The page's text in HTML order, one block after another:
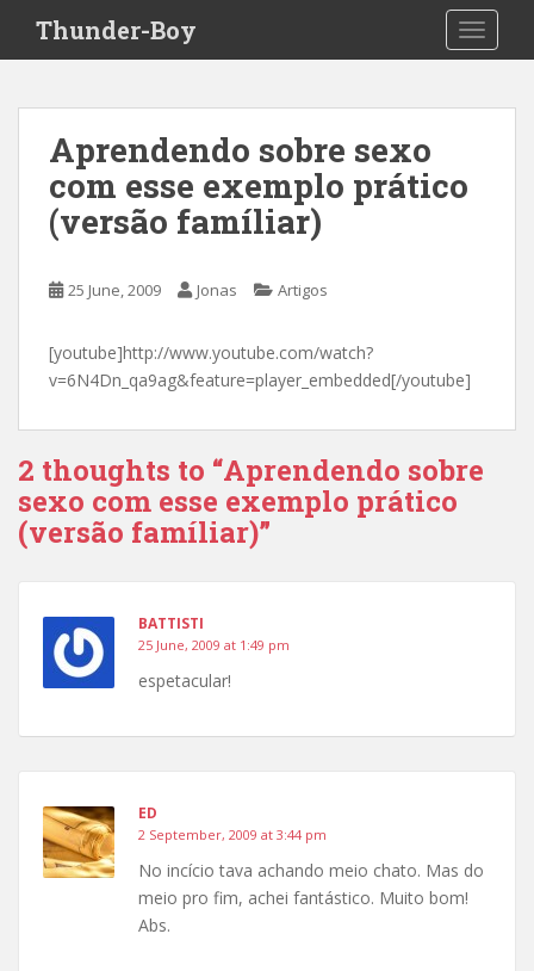
i
Thunder-Boy
Aprendendo sobre sexo
com esse exemplo prático
(versão famíliar)
25 June, 2009 Jonas Artigos
[youtube]http://www.youtube.com/watch?
v=6N4Dn_qa9ag&feature=player_embedded[/youtube]
2 thoughts to “Aprendendo sobre
sexo com esse exemplo prático
(versão famíliar)”
BATTISTI
25 June, 2009 at 1:49 pm
espetacular!
ED
2 September, 2009 at 3:44 pm
No incício tava achando meio chato. Mas do
meio pro fim, achei fantástico. Muito bom!
Abs.